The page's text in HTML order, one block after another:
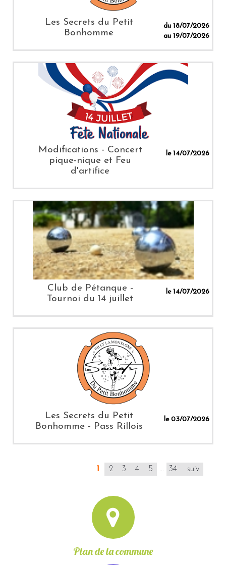
Les Secrets du Petit
Bonhomme
du 18/07/2026
au 19/07/2026
Modifications - Concert
pique-nique et Feu
d'artifice
le 14/07/2026
Club de Pétanque -
Tournoi du 14 juillet
le 14/07/2026
Les Secrets du Petit
Bonhomme - Pass Rillois
le 03/07/2026
1 2 3 4 5 ... 34 suiv.
Plan de la commune